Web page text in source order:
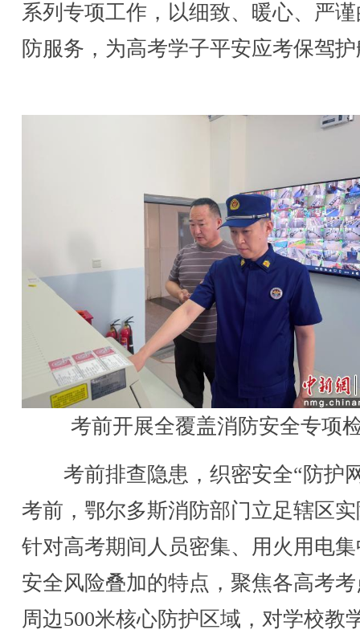
系列专项工作，以细致、暖心、严
防服务，为高考学子平安应考保驾
考前开展全覆盖消防安全专项
考前排查隐患，织密安全“防护
考前，鄂尔多斯消防部门立足辖区
针对高考期间人员密集、用火用电
安全风险叠加的特点，聚焦各高考
周边500米核心防护区域，对学校教